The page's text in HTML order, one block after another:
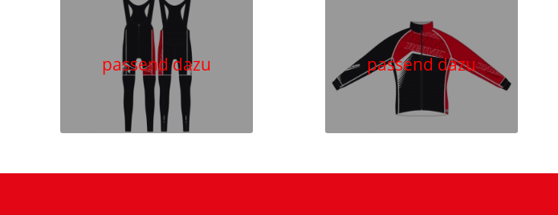
passend dazu passend dazu